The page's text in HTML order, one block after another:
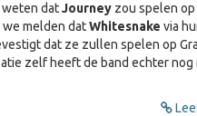
datJourney zou spelen op
we melden datWhitesnake via
dat ze zullen spelen op
zelf heeft de band echter nog